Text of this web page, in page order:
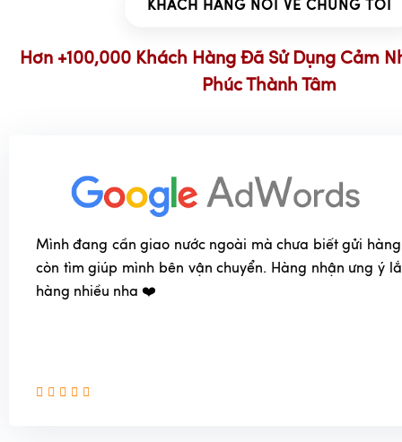
KHÁCH HÀNG NÓI VỀ CHÚNG TÔI
Hơn +100,000 Khách Hàng Đã Sử Dụng Cảm
Phúc Thành Tâm
Mình đang cần giao nước ngoài mà chưa biết gửi hàng
còn tìm giúp mình bên vận chuyển. Hàng nhận ưng ý
hàng nhiều nha ❤️